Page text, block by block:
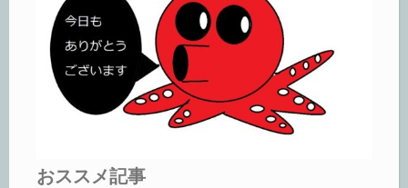
おススメ記事